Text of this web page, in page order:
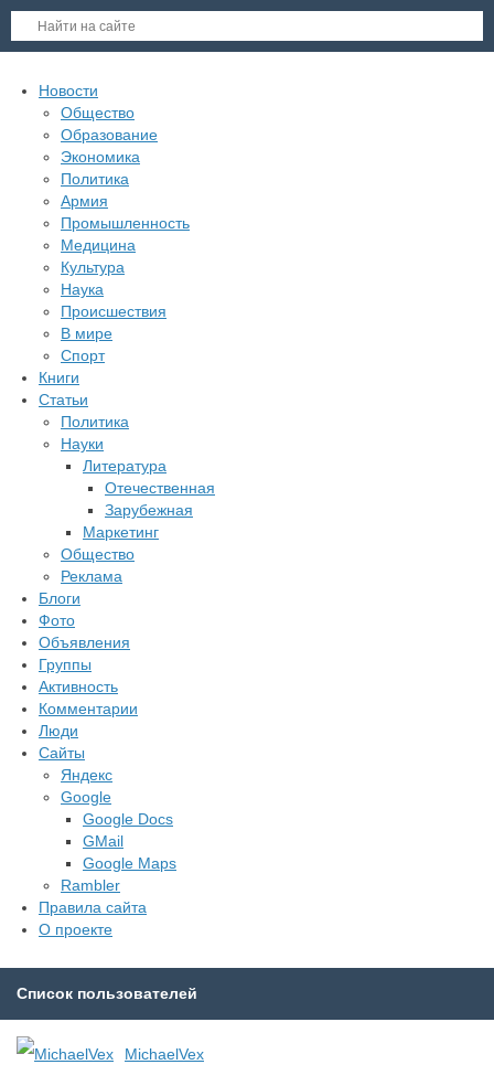
Новости
Общество
Образование
Экономика
Политика
Армия
Промышленность
Медицина
Культура
Наука
Происшествия
В мире
Спорт
Книги
Статьи
Политика
Науки
Литература
Отечественная
Зарубежная
Маркетинг
Общество
Реклама
Блоги
Фото
Объявления
Группы
Активность
Комментарии
Люди
Сайты
Яндекс
Google
Google Docs
GMail
Google Maps
Rambler
Правила сайта
О проекте
Список пользователей
MichaelVex